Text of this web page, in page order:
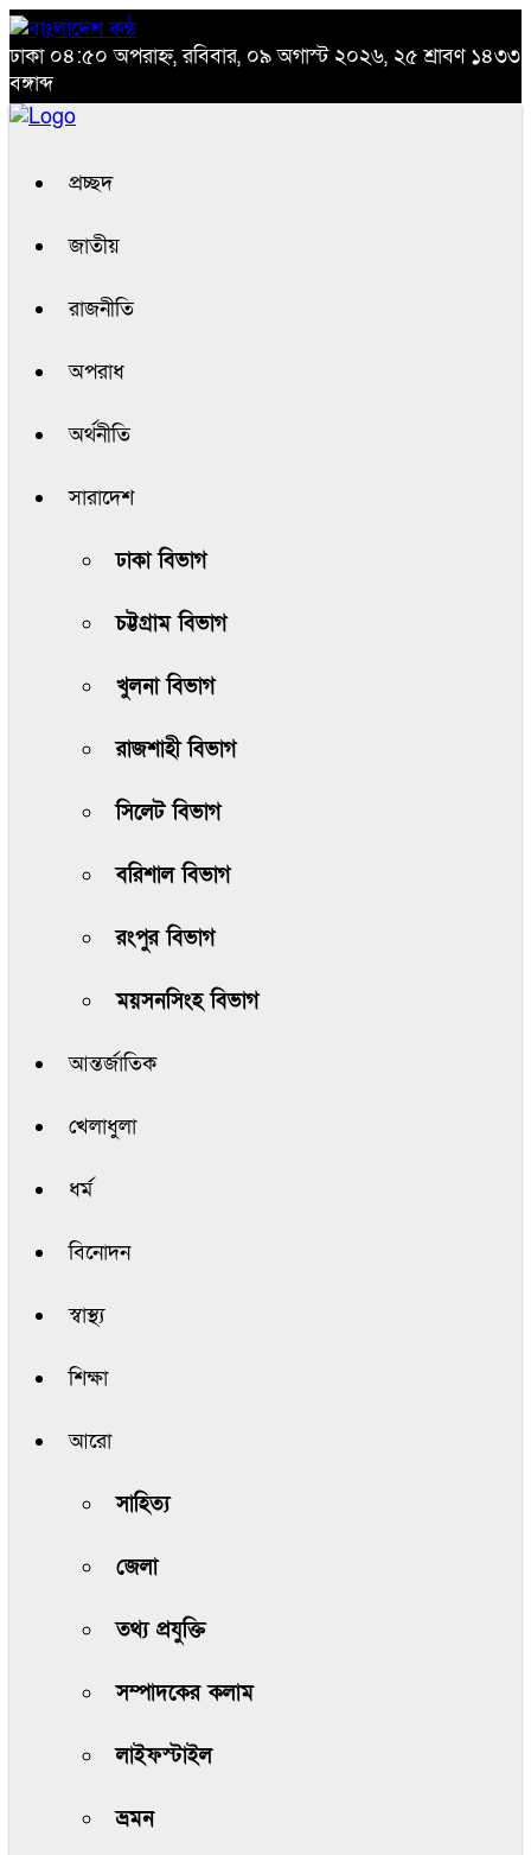
ঢাকা ০৪:৫০ অপরাহ্ন, রবিবার, ০৯ অগাস্ট ২০২৬, ২৫ শ্রাবণ ১৪৩৩
বঙ্গাব্দ
প্রচ্ছদ
জাতীয়
রাজনীতি
অপরাধ
অর্থনীতি
সারাদেশ
ঢাকা বিভাগ
চট্টগ্রাম বিভাগ
খুলনা বিভাগ
রাজশাহী বিভাগ
সিলেট বিভাগ
বরিশাল বিভাগ
রংপুর বিভাগ
ময়সনসিংহ বিভাগ
আন্তর্জাতিক
খেলাধুলা
ধর্ম
বিনোদন
স্বাস্থ্য
শিক্ষা
আরো
সাহিত্য
জেলা
তথ্য প্রযুক্তি
সম্পাদকের কলাম
লাইফস্টাইল
ভ্রমন